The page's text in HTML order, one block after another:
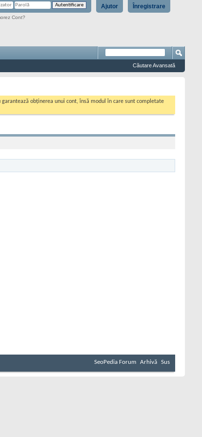
Înregistrare
Ajutor
Cont?
Căutare Avansată
obținerea unui cont, însă modul în care sunt completate
SeoPedia Forum Arhivă Sus